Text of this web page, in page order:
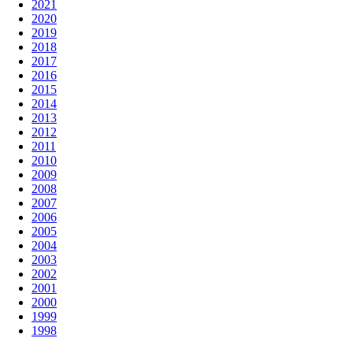
2021
2020
2019
2018
2017
2016
2015
2014
2013
2012
2011
2010
2009
2008
2007
2006
2005
2004
2003
2002
2001
2000
1999
1998